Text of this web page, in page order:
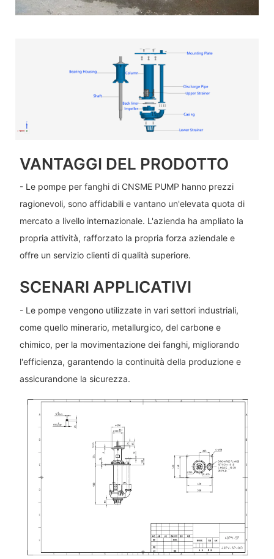
VANTAGGI DEL PRODOTTO
- Le pompe per fanghi di CNSME PUMP hanno prezzi
ragionevoli, sono affidabili e vantano un'elevata quota di
mercato a livello internazionale. L'azienda ha ampliato la
propria attività, rafforzato la propria forza aziendale e
offre un servizio clienti di qualità superiore.
SCENARI APPLICATIVI
- Le pompe vengono utilizzate in vari settori industriali,
come quello minerario, metallurgico, del carbone e
chimico, per la movimentazione dei fanghi, migliorando
l'efficienza, garantendo la continuità della produzione e
assicurandone la sicurezza.